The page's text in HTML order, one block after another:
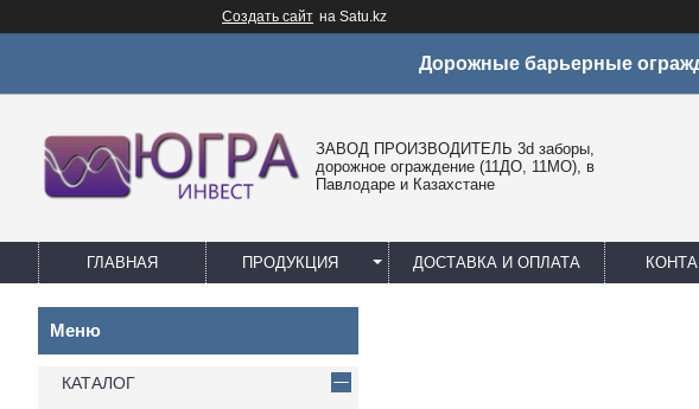
Создать сайт на Satu.kz
Дорожные барьерные
ЗАВОД ПРОИЗВОДИТЕЛЬ 3d заборы,
дорожное ограждение (11ДО, 11МО), в
Павлодаре и Казахстане
ГЛАВНАЯ ПРОДУКЦИЯ ДОСТАВКА И ОПЛАТА
КАТАЛОГ